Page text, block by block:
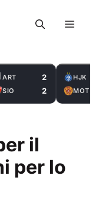
Menu
ART 2
SIO 2
HJK
MOT
il
per lo